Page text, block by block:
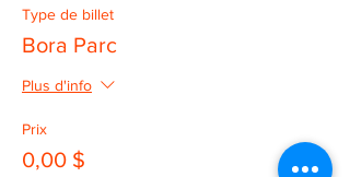
Type de billet
Bora Parc
Plus d'info
Prix
0,00 $